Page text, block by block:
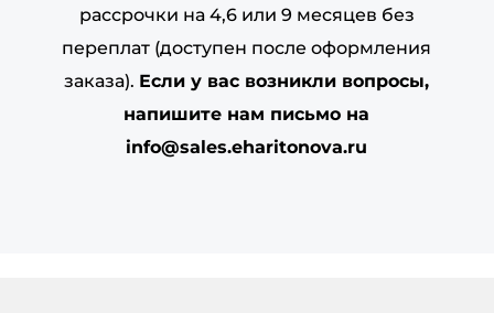
рассрочки на 4,6 или 9 месяцев без
переплат (доступен после оформления
заказа). Если у вас возникли вопросы,
напишите нам письмо на
info@sales.eharitonova.ru